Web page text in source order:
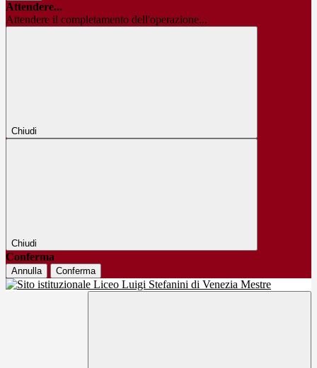
Attendere...
Attendere il completamento dell'operazione...
Chiudi
Chiudi
Conferma
Annulla Conferma